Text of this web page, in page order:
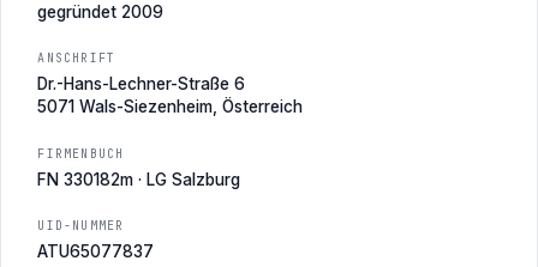
gegründet 2009
ANSCHRIFT
Dr.-Hans-Lechner-Straße 6
5071 Wals-Siezenheim, Österreich
FIRMENBUCH
FN 330182m · LG Salzburg
UID-NUMMER
ATU65077837